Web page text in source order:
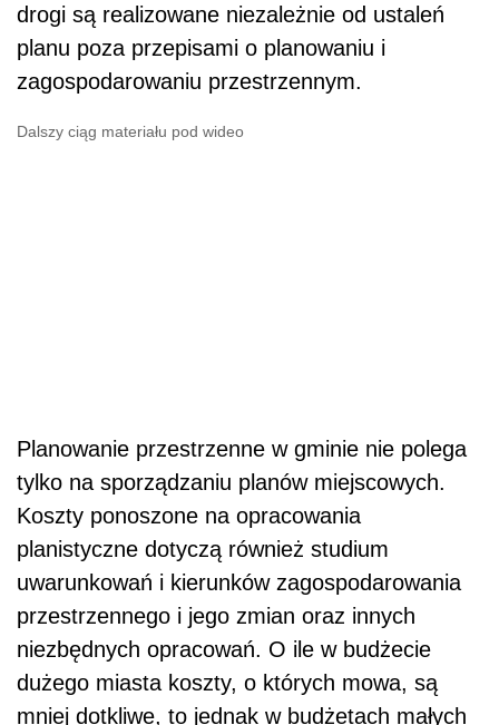
drogi są realizowane niezależnie od ustaleń
planu poza przepisami o planowaniu i
zagospodarowaniu przestrzennym.
Dalszy ciąg materiału pod wideo
Planowanie przestrzenne w gminie nie polega
tylko na sporządzaniu planów miejscowych.
Koszty ponoszone na opracowania
planistyczne dotyczą również studium
uwarunkowań i kierunków zagospodarowania
przestrzennego i jego zmian oraz innych
niezbędnych opracowań. O ile w budżecie
dużego miasta koszty, o których mowa, są
mniej dotkliwe, to jednak w budżetach małych